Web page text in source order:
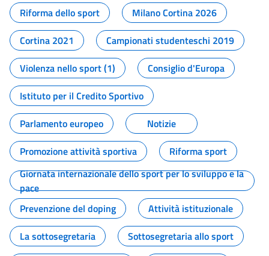
Riforma dello sport
Milano Cortina 2026
Cortina 2021
Campionati studenteschi 2019
Violenza nello sport (1)
Consiglio d'Europa
Istituto per il Credito Sportivo
Parlamento europeo
Notizie
Promozione attività sportiva
Riforma sport
Giornata internazionale dello sport per lo sviluppo e la
pace
Prevenzione del doping
Attività istituzionale
La sottosegretaria
Sottosegretaria allo sport